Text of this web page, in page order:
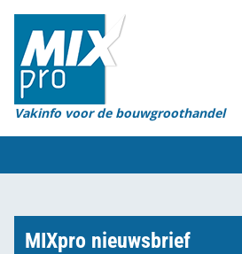
Vakinfo voor de bouwgroothandel
Home
Magazines
Organisaties
Marktcijfers
MIXpro nieuwsbrief